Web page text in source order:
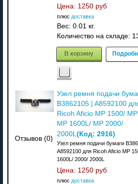
Цена: 1250 руб
плюс доставка
Вес: 0.01 кг.
Количество на складе:
В корзину
Отзывов (0)
Узел ремня подачи
B3862105 | A8592100
Ricoh Aficio MP 1500/
MP 1600L/ MP 2000/
2000L (Код: 2916)
Узел ремня подачи бумаги
A8592100 для Ricoh Aficio MP
1600L/ 2000/ 2000L
Цена: 1250 руб
плюс доставка